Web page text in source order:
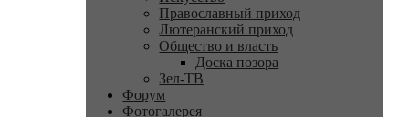
Православный приход
Лютеранский приход
Общество и власть
Доска позора
Зел-ТВ
Форум
Фотогалерея